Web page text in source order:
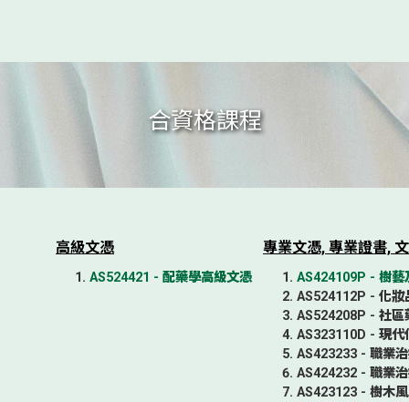
合資格課程
高級文憑
AS524421 - 配藥學高級文憑
專業文憑, 專業證書,
AS424109P - 樹藝
AS524112P - 化妝
AS524208P - 社區
AS323110D - 現代
AS423233 - 職業
AS424232 - 職業
AS423123 - 樹木